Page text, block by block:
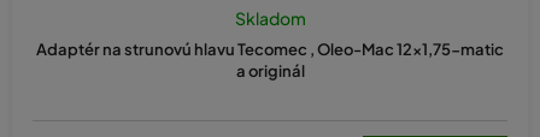
Adaptér na strunovú hlavu Tecomec , Oleo-Mac 12x1,75-matic
a originál
Skladom